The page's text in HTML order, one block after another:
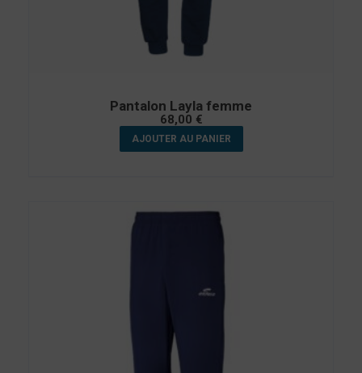
Pantalon Layla femme
68,00 €
AJOUTER AU PANIER